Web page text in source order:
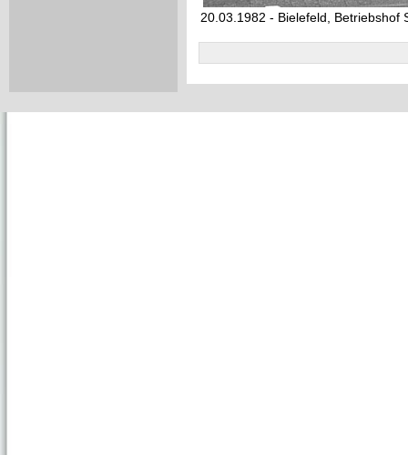
20.03.1982 - Bielefeld, Betriebshof